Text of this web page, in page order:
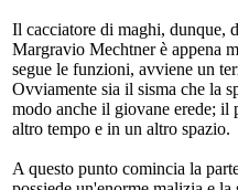
Il cacciatore di maghi, dunque,
Margravio Mechtner è appena
segue le funzioni, avviene un
Ovviamente sia il sisma che la
modo anche il giovane erede; il
altro tempo e in un altro spazio.
A questo punto comincia la